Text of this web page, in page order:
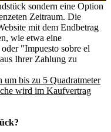
sondern eine Option
Zeitraum. Die
mit dem Endbetrag
wie etwa eine
"Impuesto sobre el
Ihrer Zahlung zu
um bis zu 5 Quadratmeter
wird im Kaufvertrag